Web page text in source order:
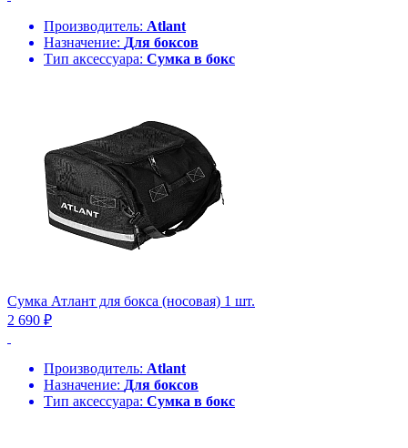
Производитель: Atlant
Назначение: Для боксов
Тип аксессуара: Сумка в бокс
Сумка Атлант для бокса (носовая) 1 шт.
2 690 ₽
Производитель: Atlant
Назначение: Для боксов
Тип аксессуара: Сумка в бокс